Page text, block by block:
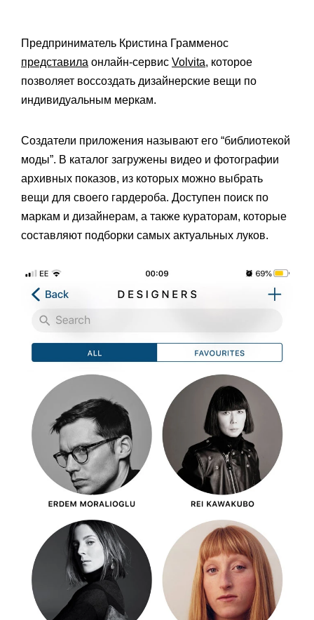
Предприниматель Кристина Грамменос
представила онлайн-сервис Volvita, которое
позволяет воссоздать дизайнерские вещи по
индивидуальным меркам.
Создатели приложения называют его “библиотекой
моды”. В каталог загружены видео и фотографии
архивных показов, из которых можно выбрать
вещи для своего гардероба. Доступен поиск по
маркам и дизайнерам, а также кураторам, которые
составляют подборки самых актуальных луков.